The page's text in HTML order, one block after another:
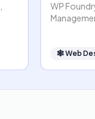
WP
🕸Web